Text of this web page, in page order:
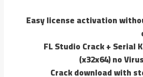
Easy license activation
FL Studio Crack + Serial
(x32x64) no
Crack download with